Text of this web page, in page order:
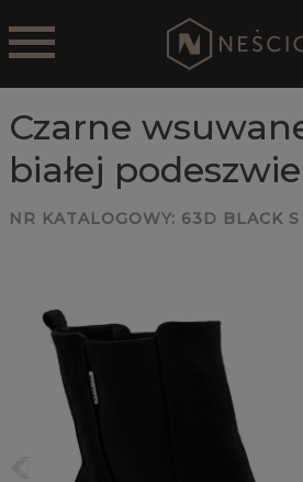
Czarne
białej
NR KATALOGOWY: 63D BLACK S